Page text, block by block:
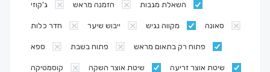
ג'קוזי הזמנה מראש השאלת מגבות
חדר כלות ייבוש שיער מקווה נגיש סאונה
ספא פתוח בשבת פתוח רק בתאום מראש
קוסמטיקה שיטת אוצר השקה שיטת אוצר זריעה